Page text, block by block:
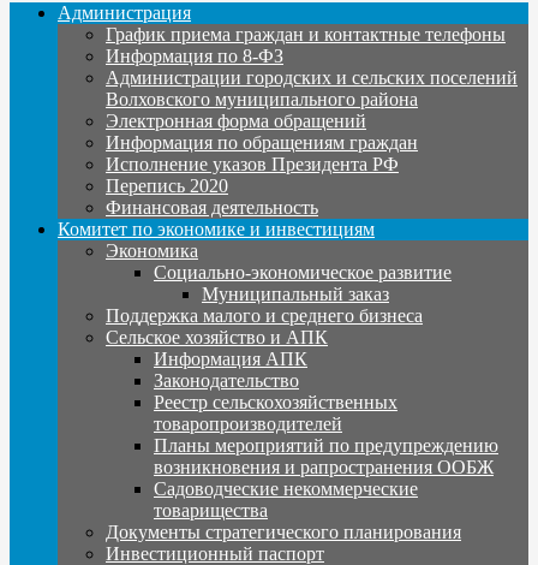
Администрация
График приема граждан и контактные телефоны
Информация по 8-ФЗ
Администрации городских и сельских поселений
Волховского муниципального района
Электронная форма обращений
Информация по обращениям граждан
Исполнение указов Президента РФ
Перепись 2020
Финансовая деятельность
Комитет по экономике и инвестициям
Экономика
Социально-экономическое развитие
Муниципальный заказ
Поддержка малого и среднего бизнеса
Сельское хозяйство и АПК
Информация АПК
Законодательство
Реестр сельскохозяйственных
товаропроизводителей
Планы мероприятий по предупреждению
возникновения и рапространения ООБЖ
Садоводческие некоммерческие
товарищества
Документы стратегического планирования
Инвестиционный паспорт